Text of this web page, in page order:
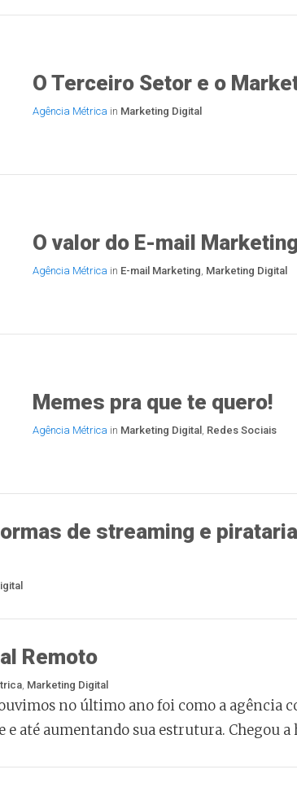
O Terceiro Setor e o
Agência Métrica in Marketing Digital
O valor do E-mail Marketing
Agência Métrica in E-mail Marketing, Marketing Digital
Memes pra que te quero!
Agência Métrica in Marketing Digital , Redes Sociais
de streaming e
Remoto
, Marketing Digital
no último ano foi como a agência
até aumentando sua estrutura. Chegou a